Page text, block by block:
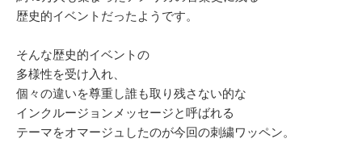
歴史的イベントだったようです。
そんな歴史的イベントの
多様性を受け入れ、
個々の違いを尊重し誰も取り残さない的な
インクルージョンメッセージと呼ばれる
テーマをオマージュしたのが今回の刺繍ワッペン。